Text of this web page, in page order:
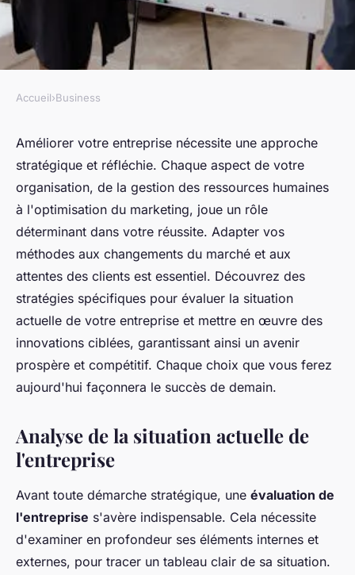
Améliorez votre entreprise :
stratégies essentielles à
adopter
Ilyan•13 mars 2025 •6 min de lecture
Accueil›Business
Améliorer votre entreprise nécessite une approche
stratégique et réfléchie. Chaque aspect de votre
organisation, de la gestion des ressources humaines
à l'optimisation du marketing, joue un rôle
déterminant dans votre réussite. Adapter vos
méthodes aux changements du marché et aux
attentes des clients est essentiel. Découvrez des
stratégies spécifiques pour évaluer la situation
actuelle de votre entreprise et mettre en œuvre des
innovations ciblées, garantissant ainsi un avenir
prospère et compétitif. Chaque choix que vous ferez
aujourd'hui façonnera le succès de demain.
Analyse de la situation actuelle de
l'entreprise
Avant toute démarche stratégique, une évaluation de
l'entreprise s'avère indispensable. Cela nécessite
d'examiner en profondeur ses éléments internes et
externes, pour tracer un tableau clair de sa situation.